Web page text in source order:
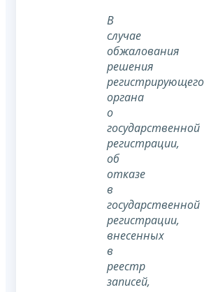
В
случае
обжалования
решения
регистрирующего
органа
о
государственной
регистрации,
об
отказе
в
государственной
регистрации,
внесенных
в
реестр
записей,